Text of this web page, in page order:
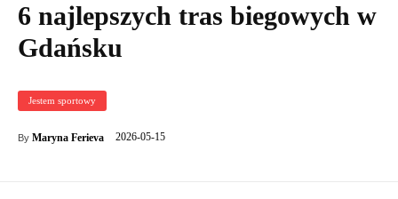
6 najlepszych tras biegowych w
Gdańsku
Jestem sportowy
By Maryna Ferieva 2026-05-15